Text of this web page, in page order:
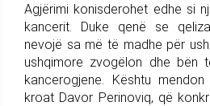
Agjërimi konisderohet edhe si
kancerit. Duke qenë se
nevojë sa më të madhe për
ushqimore zvogëlon dhe bën
kancerogjene. Kështu
kroat Davor Perinoviq, që